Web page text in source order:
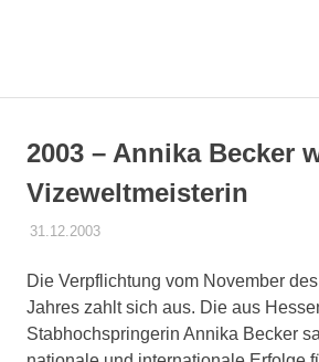
e.V.
2003 – Annika Becker
Vizeweltmeisterin
31.12.2003ELACEV
CHRONIK
Die Verpflichtung vom November
Jahres zahlt sich aus. Die aus
Stabhochspringerin Annika Becker